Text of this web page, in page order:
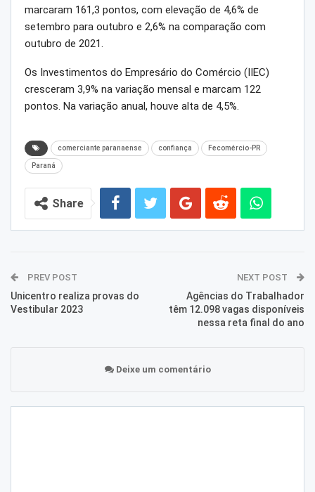
marcaram 161,3 pontos, com elevação de 4,6% de
setembro para outubro e 2,6% na comparação com
outubro de 2021.
Os Investimentos do Empresário do Comércio (IIEC)
cresceram 3,9% na variação mensal e marcam 122
pontos. Na variação anual, houve alta de 4,5%.
comerciante paranaense confiança Fecomércio-PR
Paraná
Share
PREV POST
Unicentro realiza provas do
Vestibular 2023
NEXT POST
Agências do Trabalhador
têm 12.098 vagas disponíveis
nessa reta final do ano
Deixe um comentário